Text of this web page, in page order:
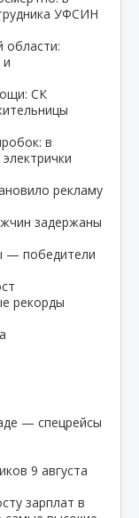
УФСИН
области:
СК
в
рекламу
задержаны
— победители
рекорды
— спецрейсы
9 августа
зарплат в